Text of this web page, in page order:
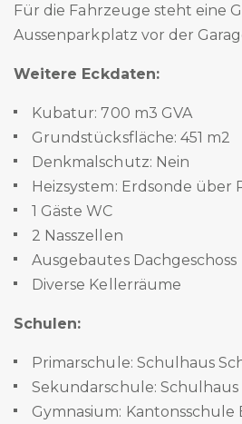
Für die Fahrzeuge steht eine
Aussenparkplatz vor der
Weitere Eckdaten:
Kubatur: 700 m3 GVA
Grundstücksfläche: 451 m2
Denkmalschutz: Nein
Heizsystem: Erdsonde über
1 Gäste WC
2 Nasszellen
Ausgebautes Dachgeschoss
Diverse Kellerräume
Schulen:
Primarschule: Schulhaus
Sekundarschule:
Gymnasium: Kantonsschule